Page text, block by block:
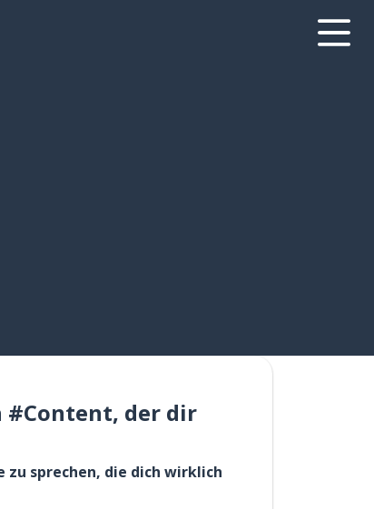
#Content, der dir
zu sprechen, die dich wirklich